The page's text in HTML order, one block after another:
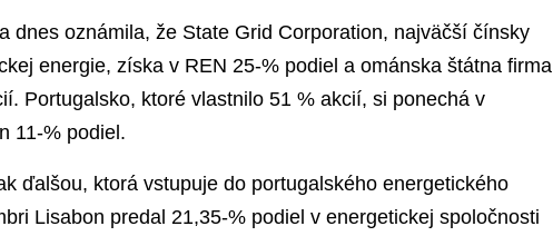
dnes oznámila, že State Grid Corporation, najväčší čínsky
energie, získa v REN 25-% podiel a ománska štátna firma
Portugalsko, ktoré vlastnilo 51 % akcií, si ponechá v
11-% podiel.
ďalšou, ktorá vstupuje do portugalského energetického
Lisabon predal 21,35-% podiel v energetickej spoločnosti